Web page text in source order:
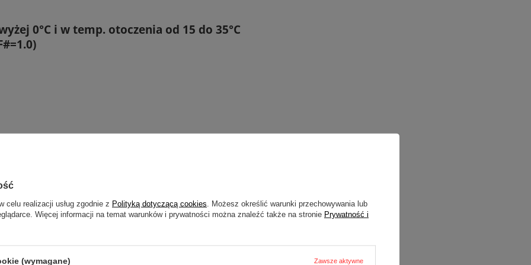
0°C i w temp. otoczenia od 15 do 35°C
oraz iOS, złącze USB typu C
V2 Hikmicro
celu realizacji usług zgodnie z Polityką dotyczącą cookies . Możesz określić warunki przechowywania lub
Więcej informacji na temat warunków i prywatności można znaleźć także na stronie Prywatność i
(wymagane) Zawsze aktywne